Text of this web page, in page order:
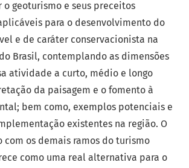
o geoturismo e seus preceitos
para o desenvolvimento do
e de caráter conservacionista na
Brasil, contemplando as dimensões
atividade a curto, médio e longo
da paisagem e o fomento à
bem como, exemplos potenciais e
existentes na região. O
com os demais ramos do turismo
como uma real alternativa para o